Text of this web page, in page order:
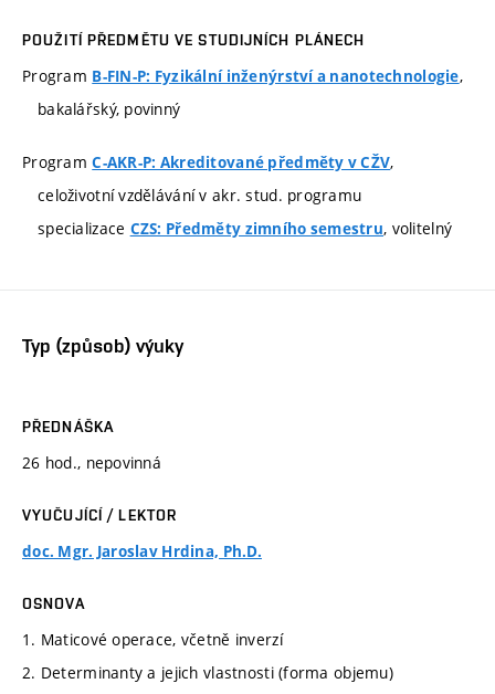
POUŽITÍ PŘEDMĚTU VE STUDIJNÍCH PLÁNECH
Program B-FIN-P: Fyzikální inženýrství a nanotechnologie,
bakalářský, povinný
ProgramC-AKR-P: Akreditované předměty v CŽV,
celoživotní vzdělávání v akr. stud. programu
specializace CZS: Předměty zimního semestru, volitelný
Typ (způsob) výuky
PŘEDNÁŠKA
26 hod., nepovinná
VYUČUJÍCÍ / LEKTOR
doc. Mgr. Jaroslav Hrdina, Ph.D.
OSNOVA
1. Maticové operace, včetně inverzí
2. Determinanty a jejich vlastnosti (forma objemu)